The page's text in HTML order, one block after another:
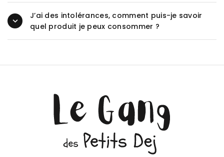
J’ai des intolérances, comment puis-je savoir
quel produit je peux consommer ?